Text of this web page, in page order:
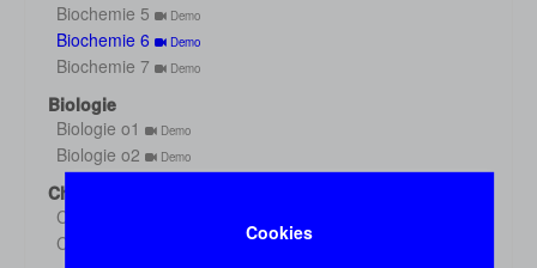
Cookies
Biochemie 5 Demo
Biochemie 6 Demo
Biochemie 7 Demo
Biologie
Biologie o1
Demo
Biologie o2 Demo
Chemie
Chemie 1
Chemie 2